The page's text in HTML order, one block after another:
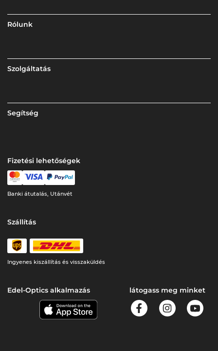
Rólunk
Szolgáltatás
Segítség
Fizetési lehetőségek
Banki átutalás, Utánvét
Szállítás
Ingyenes kiszállítás és visszaküldés
Edel-Optics alkalmazás látogass meg minket